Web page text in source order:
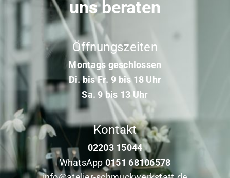
uns beraten
Öffnungszeiten
Montags geschlossen
Di. bis Fr. 9 bis 18 Uhr
Sa. 9 bis 13 Uhr
Kontakt
02203 15044
WhatsApp 0151 68106578